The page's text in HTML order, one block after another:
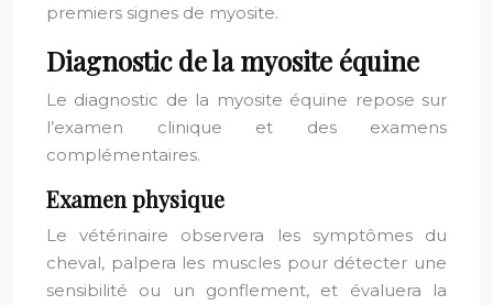
premiers signes de myosite.
Diagnostic de la myosite équine
Le diagnostic de la myosite équine repose sur
l’examen clinique et des examens
complémentaires.
Examen physique
Le vétérinaire observera les symptômes du
cheval, palpera les muscles pour détecter une
sensibilité ou un gonflement, et évaluera la